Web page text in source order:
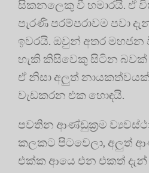
සිකනලෙකු වී හමාරයි. ඒ
පැරණි පරම්පරාවම පවා
ඉවරයි. ඔවුන් අතර මහජන
හැකි කිසිවෙකු සිටින බවක්
ඒ නිසා අලුත්
වැඩකරන එක හොඳයි.
පවතින ආණ්ඩුක්‍රම
කලකට පිටවෙලා, අලුත්
එක්ක ආයෙ එන එකත්